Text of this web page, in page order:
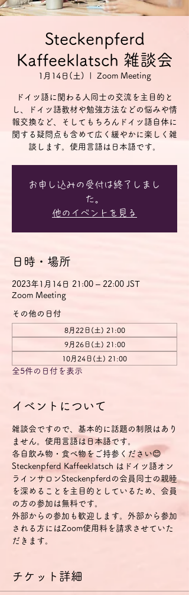
Steckenpferd
Kaffeeklatsch 雑談会
1月14日(土) Zoom Meeting
ドイツ語に関わる人同士の交流を主目的と
し、ドイツ語教材や勉強方法などの悩みや情
報交換など、そしてもちろんドイツ語自体に
関する疑問点も含めて広く緩やかに楽しく雑
談します。使用言語は日本語です。
お申し込みの受付は終了しまし
た。
他のイベントを見る
日時・場所
2023年1月14日 21:00 – 22:00 JST
Zoom Meeting
その他の日付
8月22日(土) 21:00
9月26日(土) 21:00
10月24日(土) 21:00
全5件の日付を表示
イベントについて
雑談会ですので、基本的に話題の制限はあり
ません。使用言語は日本語です。
各自飲み物・食べ物をご持参ください😊
Steckenpferd Kaffeeklatsch はドイツ語オン
ラインサロンSteckenpferdの会員同士の親睦
を深めることを主目的としているため、会員
の方の参加は無料です。
外部からの参加も歓迎します。外部から参加
される方にはZoom使用料を請求させていた
だきます。
チケット詳細